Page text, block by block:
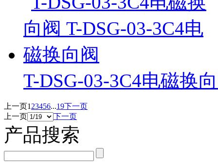
T-DSG-03-3C4电磁换
上一页1 23456...19下一页
上一页
下一页
产品搜索